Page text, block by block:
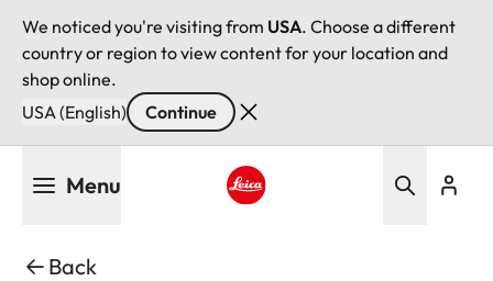
We noticed you're visiting from USA. Choose a different
country or region to view content for your location and
shop online.
USA (English)
Continue
Menu
Back